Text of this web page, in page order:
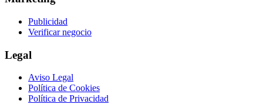
Publicidad
Verificar negocio
Legal
Aviso Legal
Política de Cookies
Política de Privacidad